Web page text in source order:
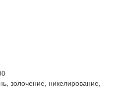
золочение, никелирование,